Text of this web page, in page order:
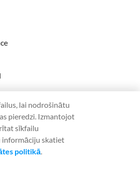
Ranktracker. All Rights Reserved.
lai nodrošinātu
pieredzi. Izmantojot
sīkfailu
informāciju skatiet
politikā.